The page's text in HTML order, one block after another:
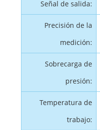
Señal de salida:
Precisión de la
medición:
Sobrecarga de
presión:
Temperatura de
trabajo: